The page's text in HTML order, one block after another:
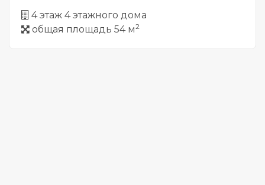
4 этаж 4 этажного дома
общая площадь 54 м2